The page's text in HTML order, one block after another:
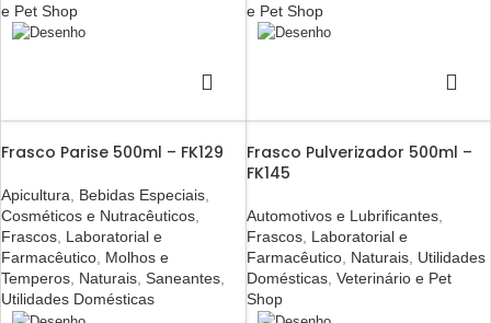
e Pet Shop
e Pet Shop
Frasco Parise 500ml – FK129
Apicultura, Bebidas Especiais,
Cosméticos e Nutracêuticos,
Frascos, Laboratorial e
Farmacêutico, Molhos e
Temperos, Naturais, Saneantes,
Utilidades Domésticas
Frasco Pulverizador 500ml –
FK145
Automotivos e Lubrificantes,
Frascos, Laboratorial e
Farmacêutico, Naturais, Utilidades
Domésticas, Veterinário e Pet
Shop